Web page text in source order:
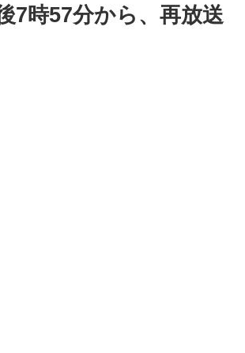
7時57分から、再放送